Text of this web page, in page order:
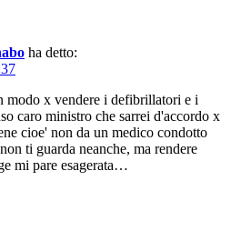
ha detto:
modo x vendere i defibrillatori e i
caro ministro che sarrei d'accordo x
cioe' non da un medico condotto
ti guarda neanche, ma rendere
mi pare esagerata…